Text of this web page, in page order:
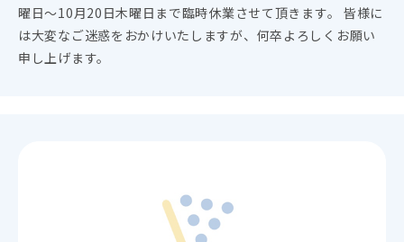
曜日〜10月20日木曜日まで臨時休業させて頂きます。 皆様に
は大変なご迷惑をおかけいたしますが、何卒よろしくお願い
申し上げます。